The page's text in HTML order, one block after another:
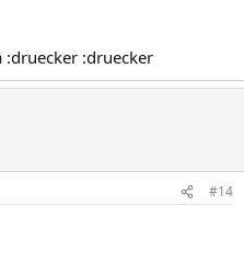
:druecker
#14